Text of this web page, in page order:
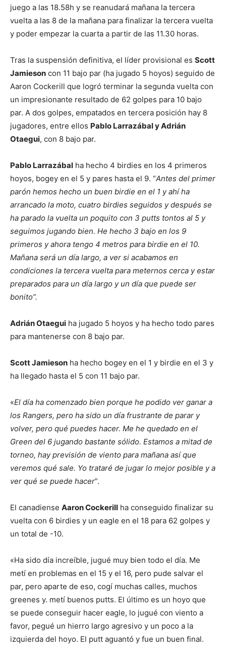
juego a las 18.58h y se reanudará mañana la tercera
vuelta a las 8 de la mañana para finalizar la tercera vuelta
y poder empezar la cuarta a partir de las 11.30 horas.
Tras la suspensión definitiva, el líder provisional es Scott
Jamieson con 11 bajo par (ha jugado 5 hoyos) seguido de
Aaron Cockerill que logró terminar la segunda vuelta con
un impresionante resultado de 62 golpes para 10 bajo
par. A dos golpes, empatados en tercera posición hay 8
jugadores, entre ellos Pablo Larrazábal y Adrián
Otaegui, con 8 bajo par.
Pablo Larrazábal ha hecho 4 birdies en los 4 primeros
hoyos, bogey en el 5 y pares hasta el 9. “Antes del primer
parón hemos hecho un buen birdie en el 1 y ahí ha
arrancado la moto, cuatro birdies seguidos y después se
ha parado la vuelta un poquito con 3 putts tontos al 5 y
seguimos jugando bien. He hecho 3 bajo en los 9
primeros y ahora tengo 4 metros para birdie en el 10.
Mañana será un día largo, a ver si acabamos en
condiciones la tercera vuelta para meternos cerca y estar
preparados para un día largo y un día que puede ser
bonito”.
Adrián Otaegui ha jugado 5 hoyos y ha hecho todo pares
para mantenerse con 8 bajo par.
Scott Jamieson ha hecho bogey en el 1 y birdie en el 3 y
ha llegado hasta el 5 con 11 bajo par.
«El día ha comenzado bien porque he podido ver ganar a
los Rangers, pero ha sido un día frustrante de parar y
volver, pero qué puedes hacer. Me he quedado en el
Green del 6 jugando bastante sólido. Estamos a mitad de
torneo, hay previsión de viento para mañana así que
veremos qué sale. Yo trataré de jugar lo mejor posible y a
ver qué se puede hacer”.
El canadiense Aaron Cockerill ha conseguido finalizar su
vuelta con 6 birdies y un eagle en el 18 para 62 golpes y
un total de -10.
«Ha sido día increíble, jugué muy bien todo el día. Me
metí en problemas en el 15 y el 16, pero pude salvar el
par, pero aparte de eso, cogí muchas calles, muchos
greenes y. metí buenos putts. El último es un hoyo que
se puede conseguir hacer eagle, lo jugué con viento a
favor, pegué un hierro largo agresivo y un poco a la
izquierda del hoyo. El putt aguantó y fue un buen final.